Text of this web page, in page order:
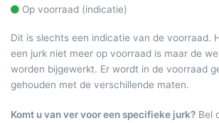
Op voorraad (indicatie)
Dit is slechts een indicatie van de voorraad.
een jurk niet meer op voorraad is maar de
worden bijgewerkt. Er wordt in de voorraad
gehouden met de verschillende maten.
Komt u van ver voor een specifieke jurk? Bel